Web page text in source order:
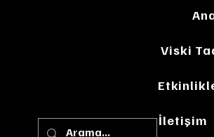
Viski
İletişim